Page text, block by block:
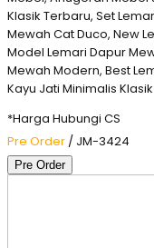
Klasik Terbaru, Set
Mewah Cat Duco, New
Model Lemari Dapur
Mewah Modern, Best
Kayu Jati Minimalis
*Harga Hubungi CS
Pre Order / JM-3424
Pre Order